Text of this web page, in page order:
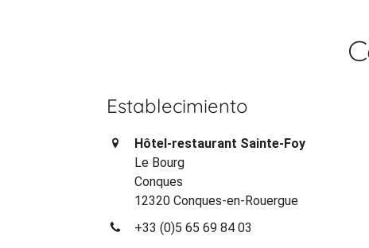
Establecimiento
Hôtel-restaurant Sainte-Foy
Le Bourg
Conques
12320 Conques-en-Rouergue
+33 (0)5 65 69 84 03